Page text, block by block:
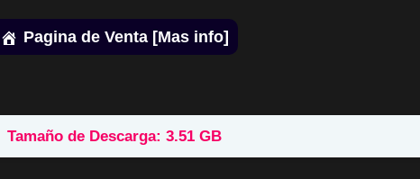
Pagina de Venta [Mas info]
Tamaño de Descarga: 3.51 GB